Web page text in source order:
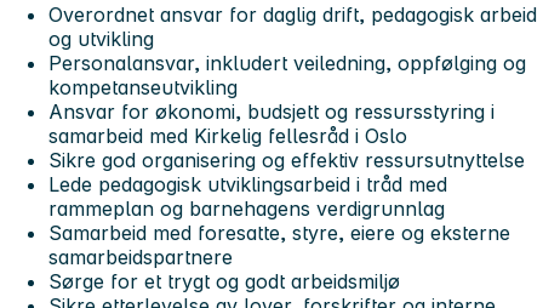
Overordnet ansvar for daglig drift, pedagogisk arbeid
og utvikling
Personalansvar, inkludert veiledning, oppfølging og
kompetanseutvikling
Ansvar for økonomi, budsjett og ressursstyring i
samarbeid med Kirkelig fellesråd i Oslo
Sikre god organisering og effektiv ressursutnyttelse
Lede pedagogisk utviklingsarbeid i tråd med
rammeplan og barnehagens verdigrunnlag
Samarbeid med foresatte, styre, eiere og eksterne
samarbeidspartnere
Sørge for et trygt og godt arbeidsmiljø